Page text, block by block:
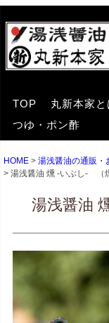
TOP 丸新本家と
つゆ・ポン酢
HOME
湯浅醤油の通販
湯浅醤油 燻 -いぶし- （
湯浅醤油